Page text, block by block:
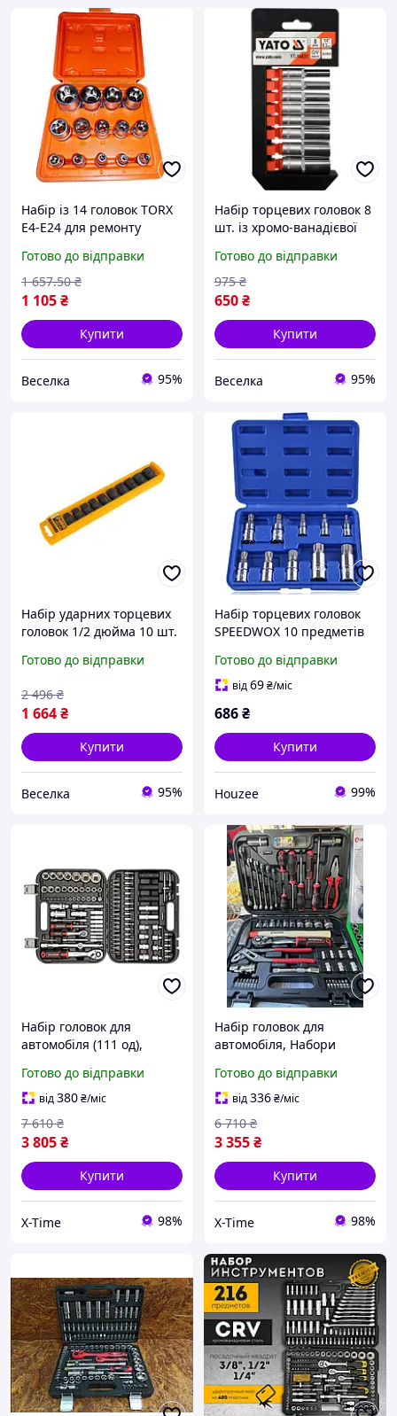
Набір із 14 головок TORX
E4-E24 для ремонту
техніки, хромо-ванадієва
сталь, антикорозійне
покриття FLAME
Готово до відправки
1 105₴
1 657.50 ₴
Купити
Веселка 95%
Набір торцевих головок 8
шт. із хромо-ванадієвої
автосервісу та ремонту
автомобілів FLAME
Готово до відправки
650₴
975 ₴
Купити
Веселка 95%
Набір ударних торцевих
головок 1/2 дюйма 10 шт.
збирання меблів FLAME
Готово до відправки
1 664₴
2 496 ₴
Купити
Веселка 95%
Набір торцевих головок
SPEEDWOX 10 предметів
потрійний квадратний
шліц 4-18 мм
Готово до відправки
від69₴/міс
686₴
Купити
Houzee 99%
Набір головок для
автомобіля (111 од),
інструменту, Комплект
інструментів для сто, XTM
Готово до відправки
від380₴/міс
3 805₴
7 610 ₴
Купити
X-Time 98%
Набір головок для
автомобіля, Набори
од), XTM
Готово до відправки
від336₴/міс
3 355₴
6 710 ₴
Купити
X-Time 98%